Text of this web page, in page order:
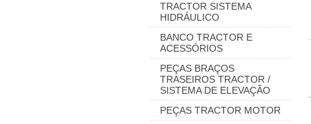
TRACTOR SISTEMA
HIDRÁULICO
BANCO TRACTOR E
ACESSÓRIOS
PEÇAS BRAÇOS
TRASEIROS TRACTOR /
SISTEMA DE ELEVAÇÃO
PEÇAS TRACTOR MOTOR